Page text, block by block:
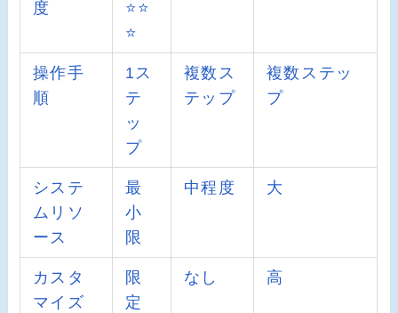
度
⭐️⭐️
⭐️
操作手
順
1ス
テ
ッ
プ
複数ス
テップ
複数ステッ
プ
システ
ムリソ
ース
最
小
限
中程度 大
カスタ
マイズ
限
定
なし 高